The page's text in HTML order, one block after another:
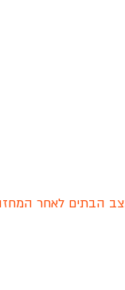
הבתים לאחר המחזור